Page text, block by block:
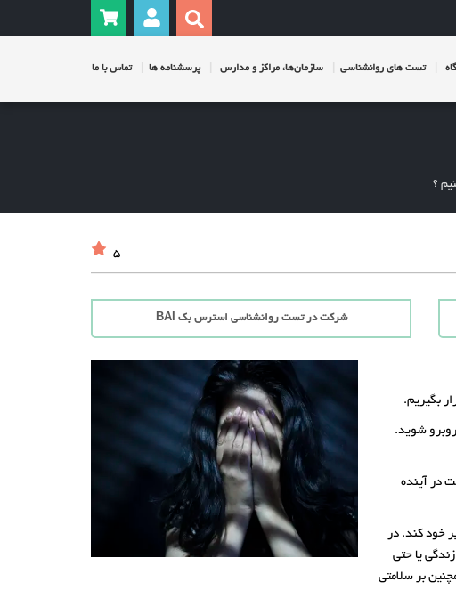
تست های روانشناسی سازمان‌ها، مراکز و مدارس پرسشنامه ها تماس با ما
؟
5
شرکت در تست روانشناسی استرس بک BAI
بگیریم.
روبرو شوید.
در آینده
خود کند. در
یا حتی
بر سلامتی